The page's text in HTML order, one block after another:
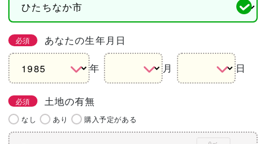
必須 あなたの生年月日
年 月 日
必須 土地の有無
なし あり 購入予定がある